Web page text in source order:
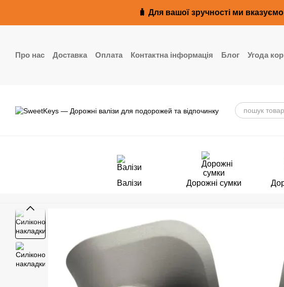
🧳 Для вашої зручності ми
Про нас Доставка Оплата Контактна інформація Блог Угода
Валізи Дорожні сумки